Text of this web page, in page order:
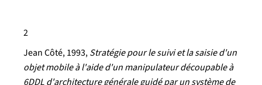
2
Jean Côté, 1993,Stratégie pour le suivi et la saisie d'un
objet mobile à l'aide d'un manipulateur découpable à
6DDL d'architecture générale guidé par un système de